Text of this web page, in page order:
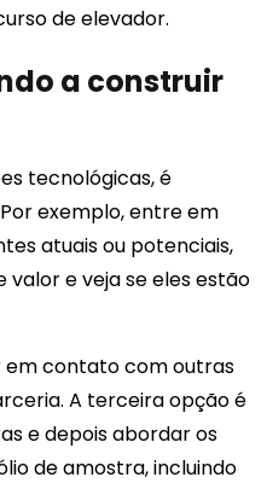
de elevador.
a construir
tecnológicas, é
exemplo, entre em
atuais ou potenciais,
e veja se eles estão
contato com outras
A terceira opção é
e depois abordar os
de amostra, incluindo